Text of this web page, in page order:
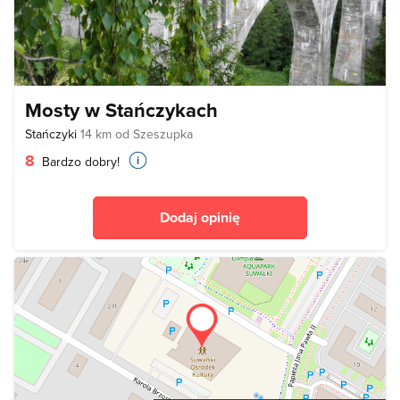
Mosty w Stańczykach
Stańczyki 14 km od Szeszupka
8 Bardzo dobry!
Dodaj opinię